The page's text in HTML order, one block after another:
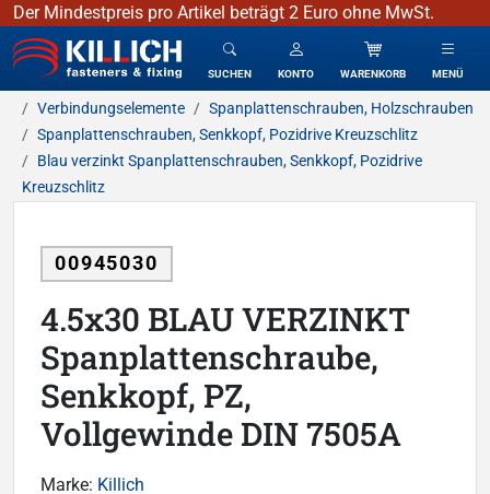
Der Mindestpreis pro Artikel beträgt 2 Euro ohne MwSt.
KILLICH - Verbindungselemente
SUCHEN KONTO WARENKORB MENÜ
Verbindungselemente
Spanplattenschrauben, Holzschrauben
Spanplattenschrauben, Senkkopf, Pozidrive Kreuzschlitz
Blau verzinkt Spanplattenschrauben, Senkkopf, Pozidrive
Kreuzschlitz
00945030
4.5x30 BLAU VERZINKT
Spanplattenschraube,
Senkkopf, PZ,
Vollgewinde DIN 7505A
Marke: Killich